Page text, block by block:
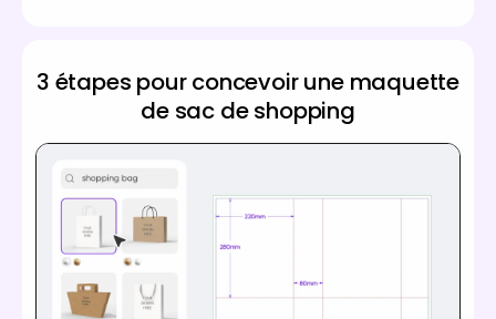
3 étapes pour concevoir une maquette
de sac de shopping